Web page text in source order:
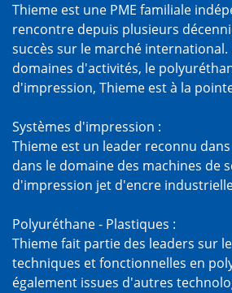
Thieme est une PME familiale
rencontre depuis plusieurs
succès sur le marché international.
domaines d'activités, le
d'impression, Thieme est à la
Systèmes d'impression :
Thieme est un leader reconnu
dans le domaine des machines de
d'impression jet d'encre
Polyuréthane - Plastiques :
Thieme fait partie des leaders sur
techniques et fonctionnelles en
également issues d'autres